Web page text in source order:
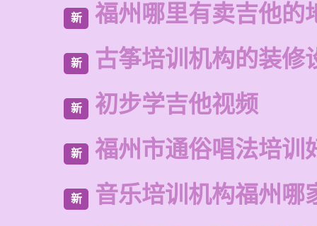
新 福州哪里有卖吉他的
新 古筝培训机构的装修
新 初步学吉他视频
新 福州市通俗唱法培训
新 音乐培训机构福州哪